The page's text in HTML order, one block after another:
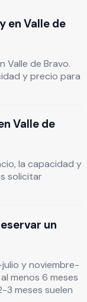
en Valle de
Valle de Bravo.
y precio para
Valle de
la capacidad y
solicitar
un
y noviembre-
menos 6 meses
3 meses suelen